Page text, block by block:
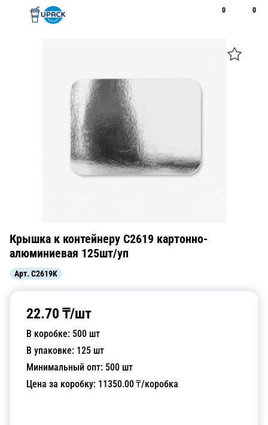
0 0
Крышка к контейнеру C2619 картонно-
алюминиевая 125шт/уп
Арт. C2619K
22.70 ₸/шт
В коробке: 500 шт
В упаковке: 125 шт
Минимальный опт: 500 шт
Цена за коробку: 11350.00₸/коробка